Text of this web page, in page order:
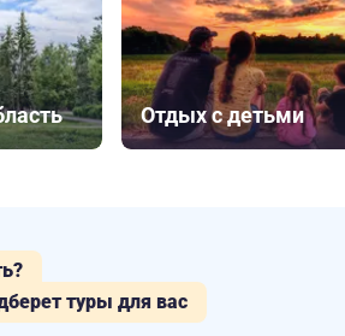
Отдых с детьми
туры для вас